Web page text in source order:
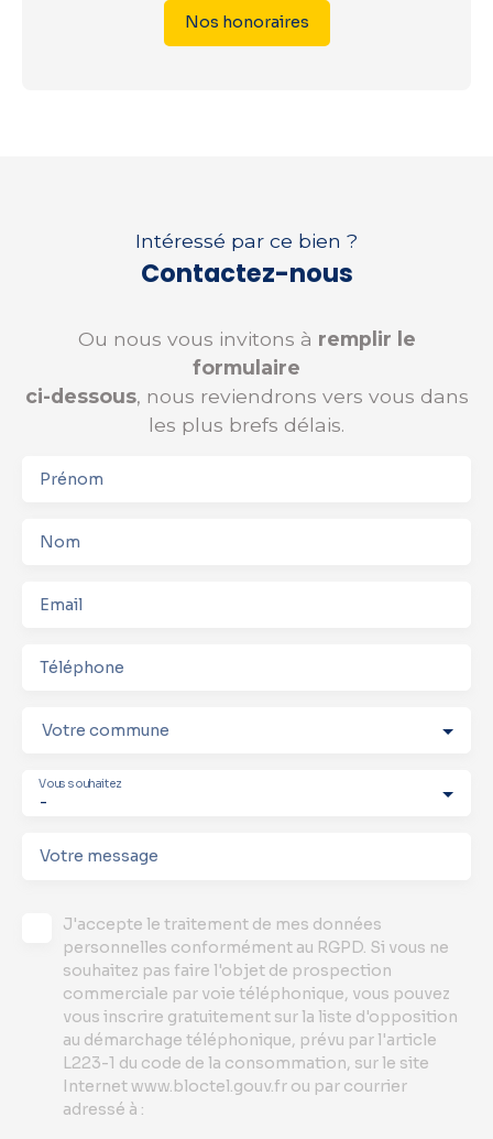
Nos honoraires
Intéressé par ce bien ?
Contactez-nous
Ou nous vous invitons à remplir le
formulaire
ci-dessous, nous reviendrons vers vous dans
les plus brefs délais.
Prénom
Nom
Email
Téléphone
Votre commune
-
Vous souhaitez
Votre message
J'accepte le traitement de mes données
personnelles conformément au RGPD. Si vous ne
souhaitez pas faire l'objet de prospection
commerciale par voie téléphonique, vous pouvez
vous inscrire gratuitement sur la liste d'opposition
au démarchage téléphonique, prévu par l'article
L223-1 du code de la consommation, sur le site
Internet www.bloctel.gouv.fr ou par courrier
adressé à :